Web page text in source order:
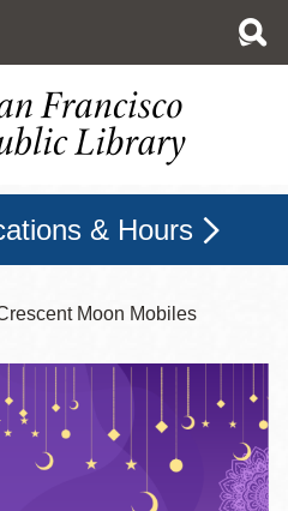
& Hours
Moon Mobiles